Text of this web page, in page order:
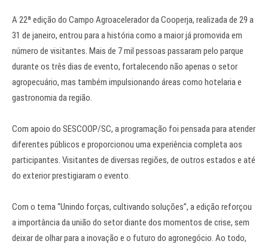
A 22ª edição do Campo Agroacelerador da Cooperja, realizada de 29 a
31 de janeiro, entrou para a história como a maior já promovida em
número de visitantes. Mais de 7 mil pessoas passaram pelo parque
durante os três dias de evento, fortalecendo não apenas o setor
agropecuário, mas também impulsionando áreas como hotelaria e
gastronomia da região.
Com apoio do SESCOOP/SC, a programação foi pensada para atender
diferentes públicos e proporcionou uma experiência completa aos
participantes. Visitantes de diversas regiões, de outros estados e até
do exterior prestigiaram o evento.
Com o tema “Unindo forças, cultivando soluções”, a edição reforçou
a importância da união do setor diante dos momentos de crise, sem
deixar de olhar para a inovação e o futuro do agronegócio. Ao todo,